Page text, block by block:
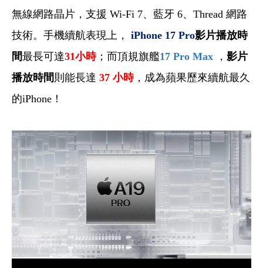
無線網路晶片，支援 Wi-Fi 7、藍牙 6、Thread 網路
技術。手機續航表現上， iPhone 17 Pro影片播放時
間最長可達31小時 ；而頂規旗艦17 Pro Max ， 影片
播放時間 則能長達 37 小時 ，成為蘋果歷來續航最久
的iPhone！